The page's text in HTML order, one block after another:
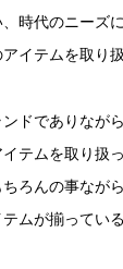
時代のニーズ
イテムを取り
ドでありなが
テムを取り扱
ろんの事なが
ムが揃ってい